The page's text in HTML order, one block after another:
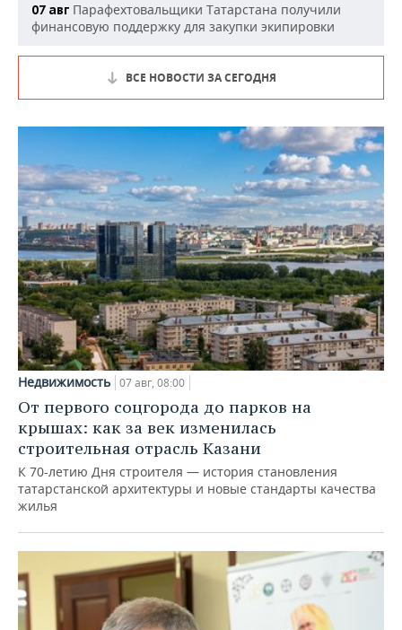
07 авг Парафехтовальщики Татарстана получили
финансовую поддержку для закупки экипировки
ВСЕ НОВОСТИ ЗА СЕГОДНЯ
Недвижимость 07 авг, 08:00
От первого соцгорода до парков на
крышах: как за век изменилась
строительная отрасль Казани
К 70-летию Дня строителя — история становления
татарстанской архитектуры и новые стандарты качества
жилья